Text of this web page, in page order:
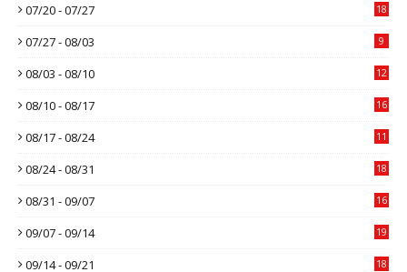
07/20 - 07/27 18
07/27 - 08/03 9
08/03 - 08/10 12
08/10 - 08/17 16
08/17 - 08/24 11
08/24 - 08/31 18
08/31 - 09/07 16
09/07 - 09/14 19
09/14 - 09/21 18